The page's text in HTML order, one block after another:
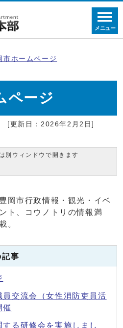
メニュー
市ホームページ
ページ
[更新日：2026年2月2日]
別ウィンドウで開きます
豊岡市行政情報・観光・イベ
ント、コウノトリの情報満
。
記事
交流会（女性消防吏員活
催
る研修会を実施しまし